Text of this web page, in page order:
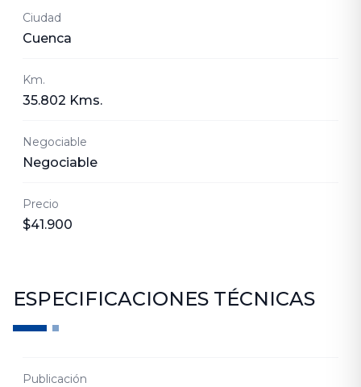
Ciudad
Cuenca
Km.
35.802 Kms.
Negociable
Negociable
Precio
$41.900
ESPECIFICACIONES TÉCNICAS
Publicación